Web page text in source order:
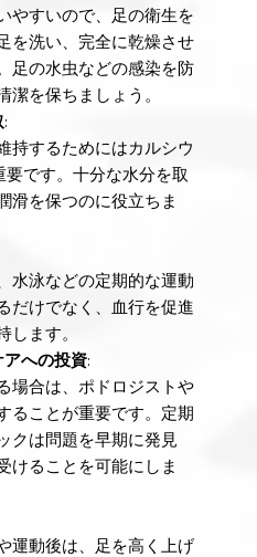
やすいので、足の衛生を
を洗い、完全に乾燥させ
足の水虫などの感染を防
潔を保ちましょう。
:
持するためにはカルシウ
要です。十分な水分を取
滑を保つのに役立ちま
水泳などの定期的な運動
だけでなく、血行を促進
します。
への投資:
場合は、ポドロジストや
ることが重要です。定期
クは問題を早期に発見
けることを可能にしま
運動後は、足を高く上げ